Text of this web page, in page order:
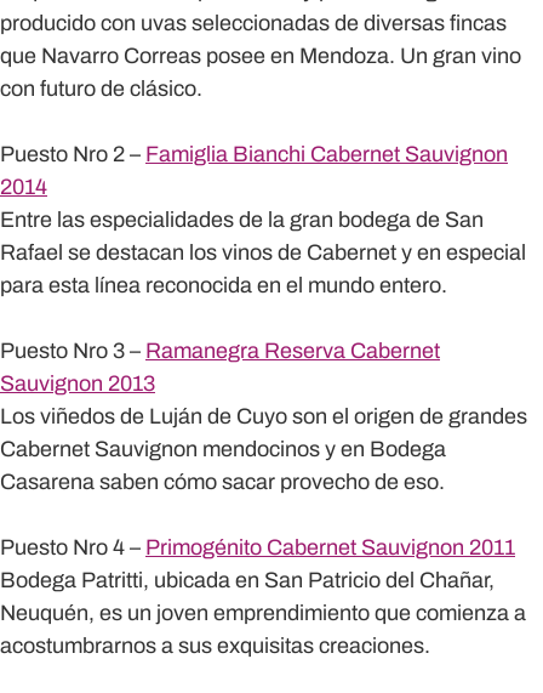
producido con uvas seleccionadas de diversas fincas
que Navarro Correas posee en Mendoza. Un gran vino
con futuro de clásico.
Puesto Nro 2 – Famiglia Bianchi Cabernet Sauvignon
2014
Entre las especialidades de la gran bodega de San
Rafael se destacan los vinos de Cabernet y en especial
para esta línea reconocida en el mundo entero.
Puesto Nro 3 – Ramanegra Reserva Cabernet
Sauvignon 2013
Los viñedos de Luján de Cuyo son el origen de grandes
Cabernet Sauvignon mendocinos y en Bodega
Casarena saben cómo sacar provecho de eso.
Puesto Nro 4 – Primogénito Cabernet Sauvignon 2011
Bodega Patritti, ubicada en San Patricio del Chañar,
Neuquén, es un joven emprendimiento que comienza a
acostumbrarnos a sus exquisitas creaciones.